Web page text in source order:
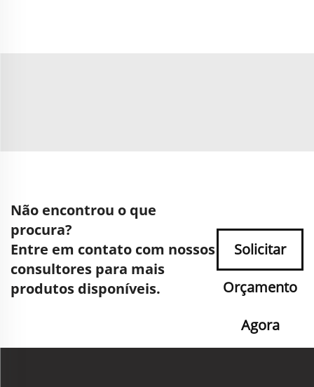
Não encontrou o que
procura?
Entre em contato com nossos
consultores para mais
produtos disponíveis.
Solicitar
Orçamento
Agora